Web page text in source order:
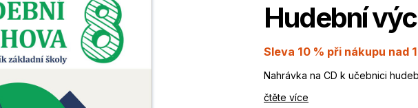
Hudební
Sleva 10 % při nákupu nad
Nahrávka na CD k učebnici
čtěte více